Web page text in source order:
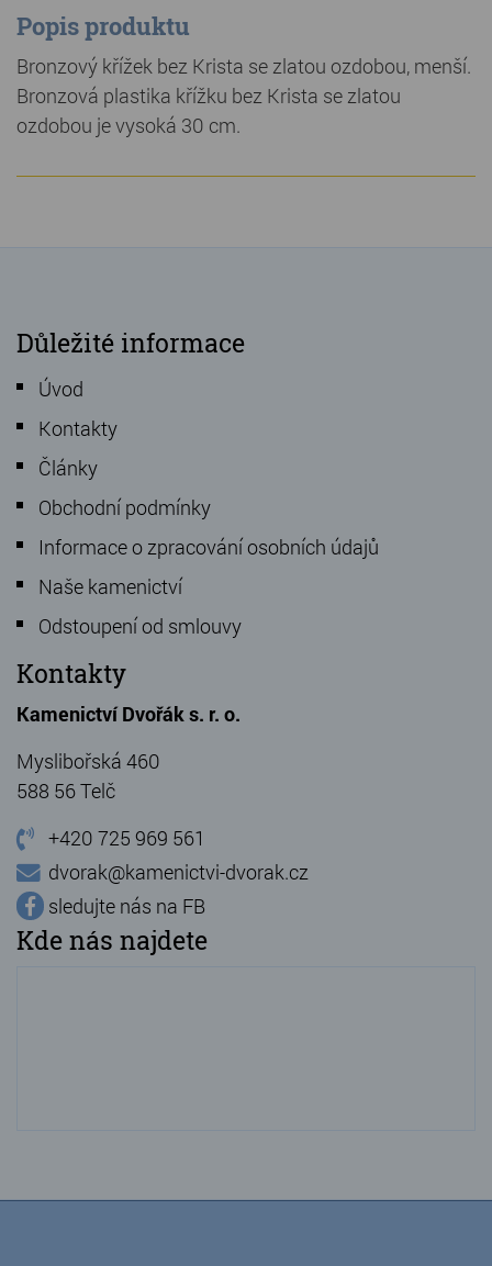
Popis produktu
Bronzový křížek bez Krista se zlatou ozdobou, menší.
Bronzová plastika křížku bez Krista se zlatou
ozdobou je vysoká 30 cm.
Důležité informace
Úvod
Kontakty
Články
Obchodní podmínky
Informace o zpracování osobních údajů
Naše kamenictví
Odstoupení od smlouvy
Kontakty
Kamenictví Dvořák s. r. o.
Myslibořská 460
588 56 Telč
+420 725 969 561
dvorak@kamenictvi-dvorak.cz
sledujte nás na FB
Kde nás najdete